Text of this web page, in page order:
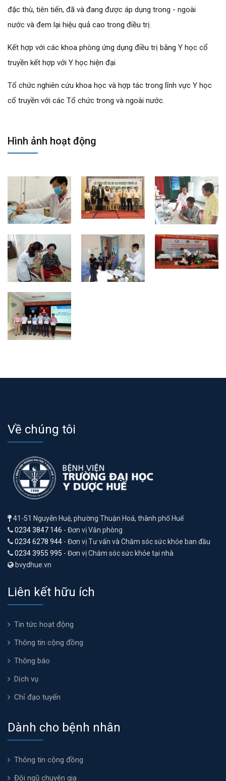
đặc thù, tiên tiến, đã và đang được áp dụng trong - ngoài
nước và đem lại hiệu quả cao trong điều trị.
Kết hợp với các khoa phòng ứng dụng điều trị bằng Y học cổ
truyền kết hợp với Y học hiện đại
Tổ chức nghiên cứu khoa học và hợp tác trong lĩnh vực Y học
cổ truyền với các Tổ chức trong và ngoài nước.
Hình ảnh hoạt động
Về chúng tôi
41-51 Nguyễn Huệ, phường Thuận Hoá, thành phố Huế
0234 3847 146 - Đơn vị Văn phòng
0234 6278 944 - Đơn vị Tư vấn và Chăm sóc sức khỏe ban đầu
0234 3955 995 - Đơn vị Chăm sóc sức khỏe tại nhà
bvydhue.vn
Liên kết hữu ích
Tin tức hoạt động
Thông tin cộng đồng
Thông báo
Dịch vụ
Chỉ đạo tuyến
Dành cho bệnh nhân
Thông tin cộng đồng
Đội ngũ chuyên gia